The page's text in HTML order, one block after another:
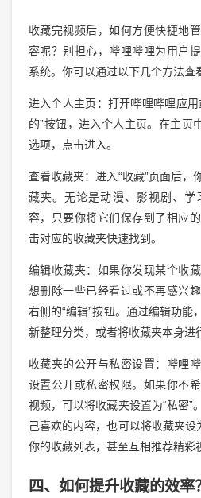
收藏完视频后，如何方便快捷地
容呢？别担心，哔哩哔哩为用户
系统。你可以通过以下几个方法查
进入个人主页：打开哔哩哔哩应
的”按钮，进入个人主页。在主页
选项，点击进入。
查看收藏夹：进入“收藏”页面后，
藏夹。无论是动漫、影视剧、学
容，只要你将它们保存到了相应
击对应的收藏夹快速找到。
编辑收藏夹：如果你发现某个收
想删除一些已经看过或不再感兴
右侧的“编辑”按钮。通过编辑功能
新整理分类，或者将收藏夹本身进
收藏夹的公开与私密设置：哔哩
设置公开或私密权限。如果你不
视频，可以将收藏夹设置为“私密”
己喜欢的内容，也可以将收藏夹设
你的收藏列表，甚至互相推荐精彩
四、如何提升收藏的效率